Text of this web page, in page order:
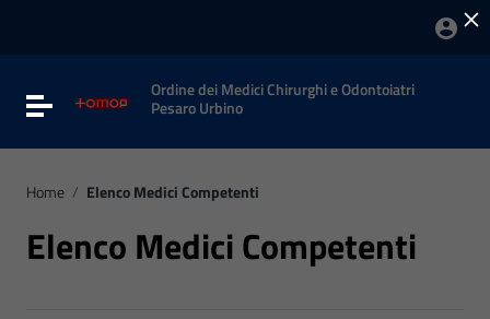
Attiva / disattiva la navigazione
Ordine dei Medici Chirurghi e Odontoiatri
Pesaro Urbino
Home / Elenco Medici Competenti
Elenco Medici Competenti
×